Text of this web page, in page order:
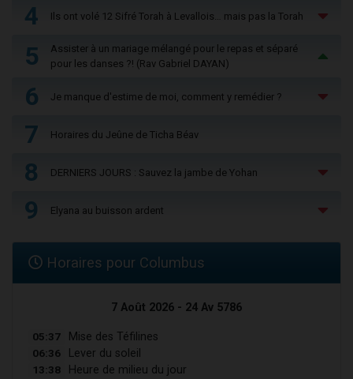
4 Ils ont volé 12 Sifré Torah à Levallois… mais pas la Torah
5
Assister à un mariage mélangé pour le repas et séparé
pour les danses ?! (Rav Gabriel DAYAN)
6 Je manque d'estime de moi, comment y remédier ?
7 Horaires du Jeûne de Ticha Béav
8 DERNIERS JOURS : Sauvez la jambe de Yohan
9 Elyana au buisson ardent
Horaires pour Columbus
7 Août 2026 - 24 Av 5786
05:37 Mise des Téfilines
06:36 Lever du soleil
13:38 Heure de milieu du jour